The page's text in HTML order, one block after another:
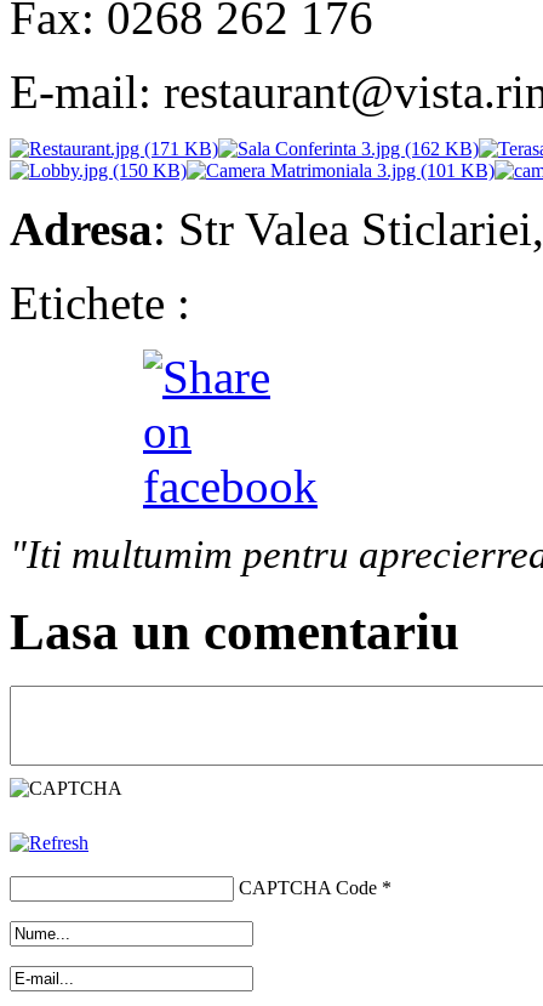
Fax: 0268 262 176
E-mail:
Adresa: Str Valea
Etichete :
"Iti multumim pentru
Lasa un comentariu
CAPTCHA Code *